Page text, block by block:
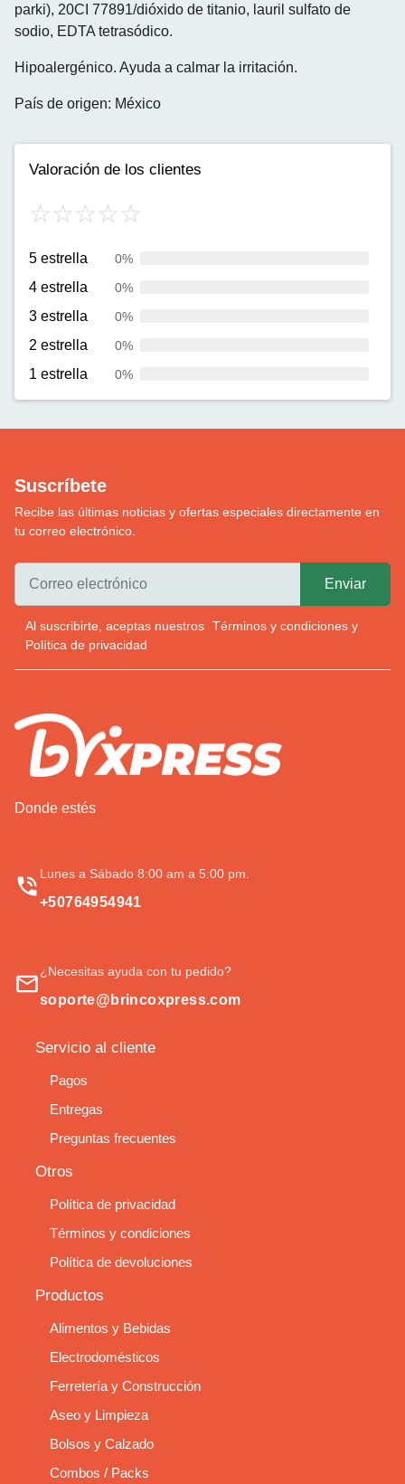
parki), 20CI 77891/dióxido de titanio, lauril sulfato de
sodio, EDTA tetrasódico.
Hipoalergénico. Ayuda a calmar la irritación.
País de origen: México
Valoración de los clientes
5 estrella 0%
4 estrella 0%
3 estrella 0%
2 estrella 0%
1 estrella 0%
Suscríbete
Recibe las últimas noticias y ofertas especiales directamente en
tu correo electrónico.
Al suscribirte, aceptas nuestros Términos y condiciones y
Política de privacidad
Donde estés
Lunes a Sábado 8:00 am a 5:00 pm.
+50764954941
¿Necesitas ayuda con tu pedido?
soporte@brincoxpress.com
Servicio al cliente
Pagos
Entregas
Preguntas frecuentes
Otros
Política de privacidad
Términos y condiciones
Política de devoluciones
Productos
Alimentos y Bebidas
Electrodomésticos
Ferretería y Construcción
Aseo y Limpieza
Bolsos y Calzado
Combos / Packs